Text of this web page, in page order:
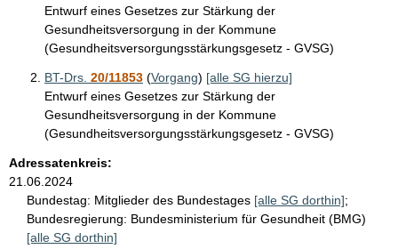
Entwurf eines Gesetzes zur Stärkung der
Gesundheitsversorgung in der Kommune
(Gesundheitsversorgungsstärkungsgesetz - GVSG)
BT-Drs. 20/11853 (Vorgang) [alle SG hierzu]
Entwurf eines Gesetzes zur Stärkung der
Gesundheitsversorgung in der Kommune
(Gesundheitsversorgungsstärkungsgesetz - GVSG)
Adressatenkreis:
21.06.2024
Bundestag: Mitglieder des Bundestages [alle SG dorthin];
Bundesregierung: Bundesministerium für Gesundheit (BMG)
[alle SG dorthin]